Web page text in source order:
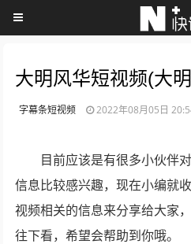
大明风华短视频(大
字幕条短视频 2022年08月05日
目前应该是有很多小伙伴
信息比较感兴趣，现在小编就
视频相关的信息来分享给大家
往下看，希望会帮助到你哦。